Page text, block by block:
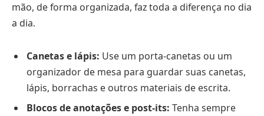
mão, de forma organizada, faz toda a diferença no dia
a dia.
Canetas e lápis: Use um porta-canetas ou um
organizador de mesa para guardar suas canetas,
lápis, borrachas e outros materiais de escrita.
Blocos de anotações e post-its: Tenha sempre